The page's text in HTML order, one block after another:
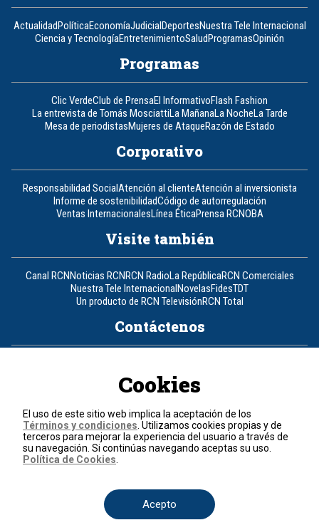
ActualidadPolíticaEconomíaJudicialDeportesNuestra Tele Internacional
Ciencia y TecnologíaEntretenimientoSaludProgramasOpinión
Programas
Clic VerdeClub de PrensaEl InformativoFlash Fashion
La entrevista de Tomás MosciattiLa MañanaLa NocheLa Tarde
Mesa de periodistasMujeres de AtaqueRazón de Estado
Corporativo
Responsabilidad SocialAtención al clienteAtención al inversionista
Informe de sostenibilidadCódigo de autorregulación
Ventas InternacionalesLínea ÉticaPrensa RCNOBA
Visite también
Canal RCNNoticias RCNRCN RadioLa RepúblicaRCN Comerciales
Nuestra Tele InternacionalNovelasFidesTDT
Un producto de RCN TelevisiónRCN Total
Contáctenos
Política de cookies
Términos y condiciones
© 2026, RCN Medios.
Todos los derechos reservados.
Cookies
El uso de este sitio web implica la aceptación de los
Términos y condiciones . Utilizamos cookies propias y de
terceros para mejorar la experiencia del usuario a través de
su navegación. Si continúas navegando aceptas su uso.
Política de Cookies
Acepto